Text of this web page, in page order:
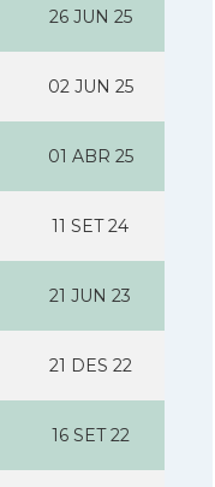
26 JUN 25
02 JUN 25
01 ABR 25
11 SET 24
21 JUN 23
21 DES 22
16 SET 22